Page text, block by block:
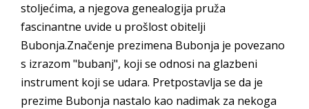
stoljećima, a njegova genealogija pruža
fascinantne uvide u prošlost obitelji
Bubonja.Značenje prezimena Bubonja je povezano
s izrazom "bubanj", koji se odnosi na glazbeni
instrument koji se udara. Pretpostavlja se da je
prezime Bubonja nastalo kao nadimak za nekoga